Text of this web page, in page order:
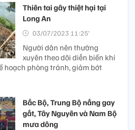
Thiên tai gây thiệt hại tại
Long An
03/07/2023 11:25’
Người dân nên thường
xuyên theo dõi diễn biến khí
hoạch phòng tránh, giảm bớt
Bắc Bộ, Trung Bộ nắng gay
gắt, Tây Nguyên và Nam Bộ
mưa dông